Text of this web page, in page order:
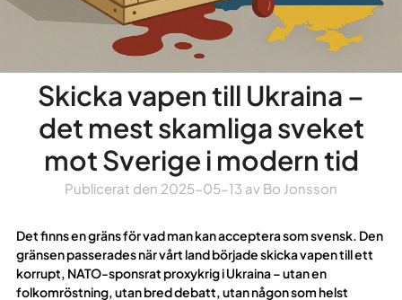
Skicka vapen till Ukraina –
det mest skamliga sveket
mot Sverige i modern tid
Publicerat den 2025-05-13 av Bo Jonsson
Det finns en gräns för vad man kan acceptera som svensk. Den
gränsen passerades när vårt land började skicka vapen till ett
korrupt, NATO-sponsrat proxykrig i Ukraina – utan en
folkomröstning, utan bred debatt, utan någon som helst